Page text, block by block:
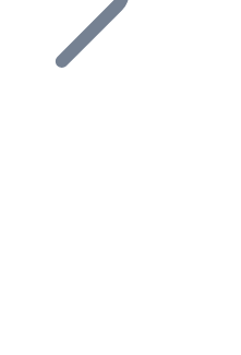
ecosistema.
rivenditori e
al nostro servizio di